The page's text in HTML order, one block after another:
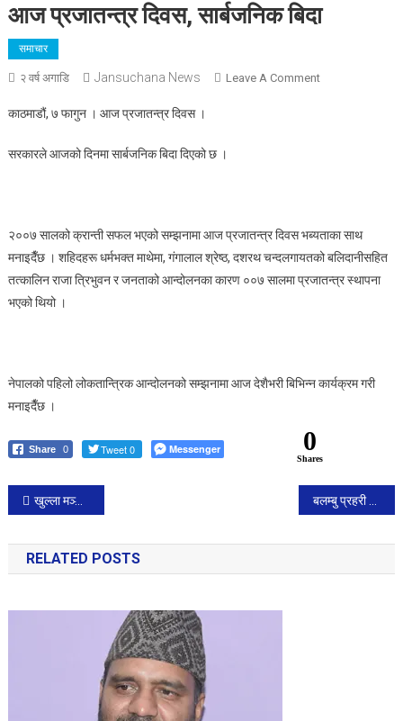
आज प्रजातन्त्र दिवस, सार्बजनिक बिदा
समाचार
२ वर्ष अगाडि Jansuchana News Leave A CommentOn
काठमाडौं, ७ फागुन । आज प्रजातन्त्र दिवस ।
सरकारले आजको दिनमा सार्बजनिक बिदा दिएको छ ।
२००७ सालको क्रान्ती सफल भएको सम्झनामा आज प्रजातन्त्र दिवस भब्यताका साथ
मनाइदैँछ । शहिदहरू धर्मभक्त माथेमा, गंगालाल श्रेष्ठ, दशरथ चन्दलगायतको बलिदानीसहित
तत्कालिन राजा त्रिभुवन र जनताको आन्दोलनका कारण ००७ सालमा प्रजातन्त्र स्थापना
भएको थियो ।
नेपालको पहिलो लोकतान्त्रिक आन्दोलनको सम्झनामा आज देशैभरी बिभिन्न कार्यक्रम गरी
मनाइदैँछ ।
Share 0 Tweet 0 Messenger 0
Shares
Post
navigation
खुल्ला मञ्च अगाडी आज प्रदर्शन
RELATED POSTS